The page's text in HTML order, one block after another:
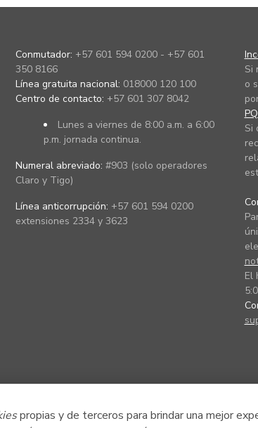
propias y de terceros para brindar una mejor
Conmutador: +57 601 594 0200 - +57 601
350 8166
Línea gratuita nacional: 018000 120 100
Centro de contacto: +57 601 307 8042
Lunes a viernes de 8:00 a.m. a 6:00
p.m. jornada continua.
Numeral abreviado: #903 (solo operadores
Claro y Tigo)
Línea anticorrupción: +57 601 594 0200
extensiones 2334 y 3623
Si
o
Si
El